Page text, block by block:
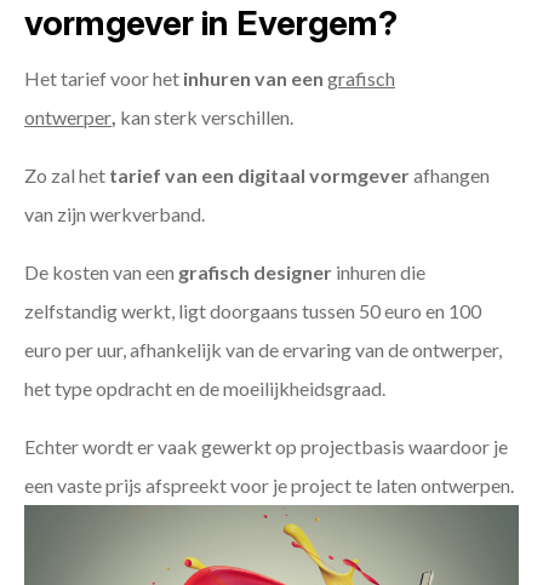
vormgever in Evergem?
Het tarief voor het inhuren van een grafisch
ontwerper kan sterk verschillen.
Zo zal het tarief van een digitaal vormgeverafhangen
van zijn werkverband.
De kosten van een grafisch designer inhuren die
zelfstandig werkt, ligt doorgaans tussen 50 euro en 100
euro per uur, afhankelijk van de ervaring van de ontwerper,
het type opdracht en de moeilijkheidsgraad.
Echter wordt er vaak gewerkt op projectbasis waardoor je
een vaste prijs afspreekt voor je project te laten ontwerpen.